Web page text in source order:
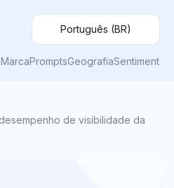
Português (BR)
PromptsGeografiaSentimento
de visibilidade da